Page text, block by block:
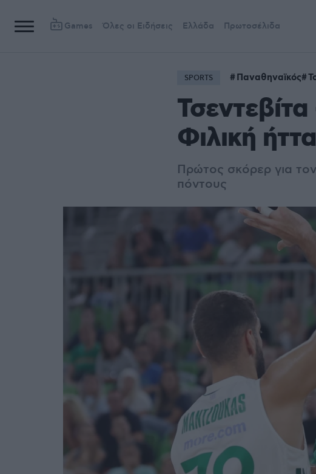
Games Όλες οι Ειδήσεις Ελλάδα Πρωτοσέλιδα
SPORTS Παναθηναϊκός
Φιλική
Πρώτος σκόρερ για
πόντους